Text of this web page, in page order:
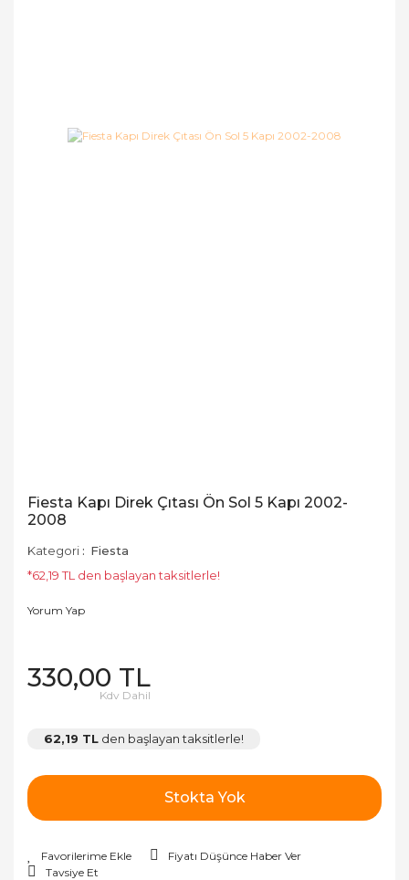
Fiesta Kapı Direk Çıtası Ön Sol 5 Kapı 2002-
2008
Kategori
Fiesta
*62,19 TL den başlayan taksitlerle!
Yorum Yap
330,00 TL
Kdv Dahil
62,19 TL den başlayan taksitlerle!
Stokta Yok
Fiyatı Düşünce Haber Ver
Tavsiye Et